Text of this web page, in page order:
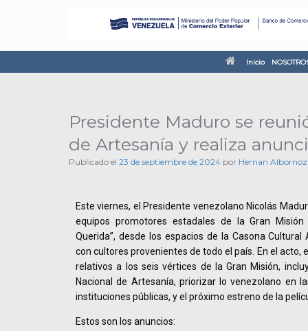
Inicio
Presidente Maduro se
de Artesanía y realiza
Publicado el 23 de septiembre de 2024 por Hernan Albornoz
Este viernes, el Presidente venezolano Nicolás
equipos promotores estadales de la Gran Misión
Querida”, desde los espacios de la Casona Cultural
con cultores provenientes de todo el país. En el acto,
relativos a los seis vértices de la Gran Misión,
Nacional de Artesanía, priorizar lo venezolano en
instituciones públicas, y el próximo estreno de la
Estos son los anuncios: